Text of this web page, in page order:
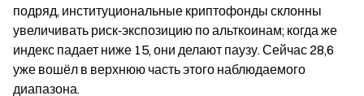
подряд, институциональные криптофонды склонны
увеличивать риск‑экспозицию по альткоинам; когда же
индекс падает ниже 15, они делают паузу. Сейчас 28,6
уже вошёл в верхнюю часть этого наблюдаемого
диапазона.